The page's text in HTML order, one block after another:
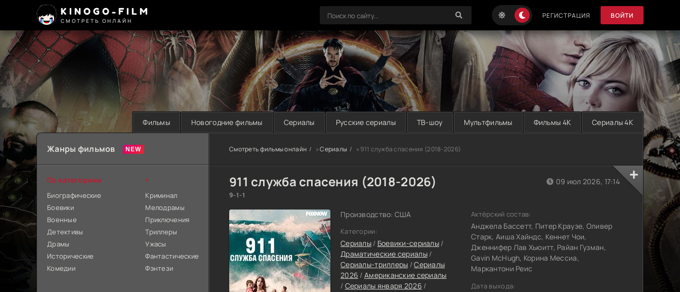
KINOGO-FILM
СМОТРЕТЬ ОНЛАЙН
РЕГИСТРАЦИЯ ВОЙТИ
Фильмы Новогодние фильмы Сериалы Русские сериалы ТВ-шоу Мультфильмы Фильмы 4K Сериалы 4K
Смотреть фильмы онлайн »Сериалы » 911 служба спасения (2018-2026)
911 служба спасения (2018-2026)
9-1-1
Производство: США
Категории:
Сериалы/ Боевики-сериалы /
Драматические сериалы/
Сериалы-триллеры /Сериалы
2026 / Американские сериалы
/ Сериалы января 2026 /
09 июл 2026, 17:14
Актёрский состав:
Анджела Бассетт, Питер Краузе, Оливер
Старк, Аиша Хайндс, Кеннет Чои,
Дженнифер Лав Хьюитт, Райан Гузман,
Gavin McHugh, Корина Мессиа,
Маркантони Реис
Дата выхода:
Жанры фильмов
По категориям
Биографические
Боевики
Военные
Детективы
Драмы
Исторические
Комедии
+
Криминал
Мелодрамы
Приключения
Триллеры
Ужасы
Фантастические
Фэнтези